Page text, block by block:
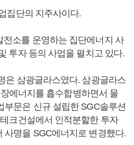
집단의 지주사이다.
전소를 운영하는 집단에너지 사
투자 등의 사업을 펼치고 있다.
은 삼광글라스였다. 삼광글라스
에너지를 흡수합병하면서 물
부문은 신규 설립한 SGC솔루션
크건설에서 인적분할한 투자
사명을 SGC에너지로 변경했다.